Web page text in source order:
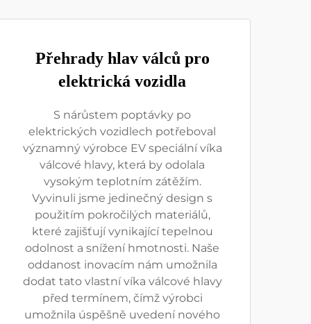
Přehrady hlav válců pro
elektrická vozidla
S nárůstem poptávky po
elektrických vozidlech potřeboval
významný výrobce EV speciální víka
válcové hlavy, která by odolala
vysokým teplotním zátěžím.
Vyvinuli jsme jedinečný design s
použitím pokročilých materiálů,
které zajišťují vynikající tepelnou
odolnost a snížení hmotnosti. Naše
oddanost inovacím nám umožnila
dodat tato vlastní víka válcové hlavy
před termínem, čímž výrobci
umožnila úspěšně uvedení nového